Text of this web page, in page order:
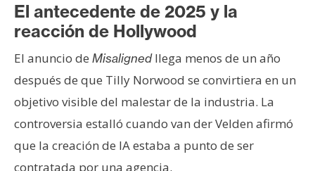
El antecedente de 2025 y la
reacción de Hollywood
El anuncio de Misalignedllega menos de un año
después de que Tilly Norwood se convirtiera en un
objetivo visible del malestar de la industria. La
controversia estalló cuando van der Velden afirmó
que la creación de IA estaba a punto de ser
contratada por una agencia.